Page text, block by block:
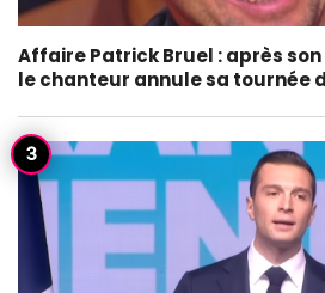
Affaire Patrick Bruel : après
le chanteur annule sa tournée